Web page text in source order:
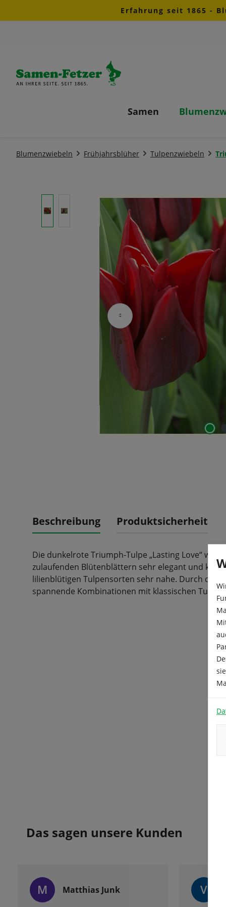
Zur Hauptnavigation springenErfahrung seit 1865 -
Samen
Blumenzwiebeln Frühjahrsblüher Tulpenzwiebeln
Bildergalerie überspringen
Beschreibung Produktsicherheit
Die dunkelrote Triumph-Tulpe „Lasting Love“ wirkt
zulaufenden Blütenblättern sehr elegant und
lilienblütigen Tulpensorten sehr nahe. Durch die
spannende Kombinationen mit klassischen
Das sagen unsere Kunden
M Matthias Junk V